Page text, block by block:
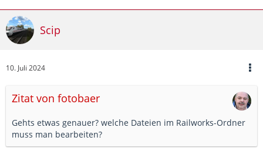
Scip
10. Juli 2024
Zitat von fotobaer
Gehts etwas genauer? welche Dateien im Railworks-Ordner
muss man bearbeiten?